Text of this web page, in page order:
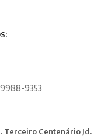
9353
Terceiro Centenário Jd.